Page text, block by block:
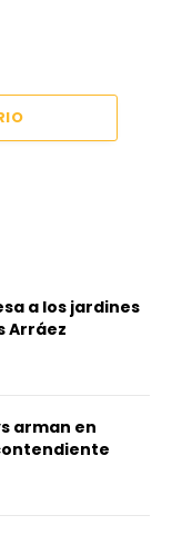
a los jardines
Arráez
arman en